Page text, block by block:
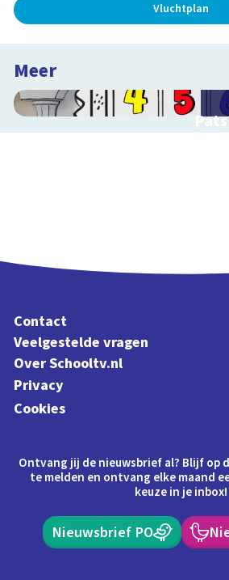
Vluchtplan
Meer
Speel
Contact
Veelgestelde vragen
Over Schooltv.nl
Privacy
Cookies
Ontvang jij de nieuwsbrief al? Blijf op
te melden en ontvang elke maand
keuze in je inbox!
Nieuwsbrief PO